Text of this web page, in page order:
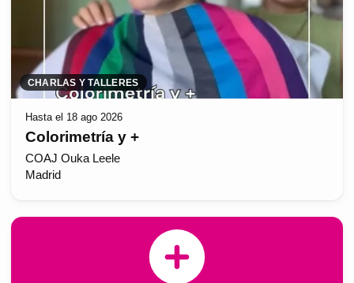
CHARLAS Y TALLERES
Hasta el 18 ago 2026
Colorimetría y +
COAJ Ouka Leele
Madrid